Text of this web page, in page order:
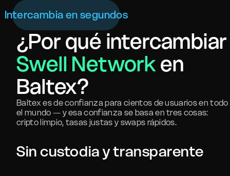
Intercambia en segundos
¿Por qué intercambiar
Swell Networken
Baltex?
Baltex es de confianza para cientos de usuarios en todo
el mundo — y esa confianza se basa en tres cosas:
cripto limpio, tasas justas y swaps rápidos.
Sin custodia y transparente